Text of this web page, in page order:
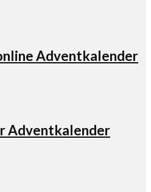
Adventkalender
Adventkalender